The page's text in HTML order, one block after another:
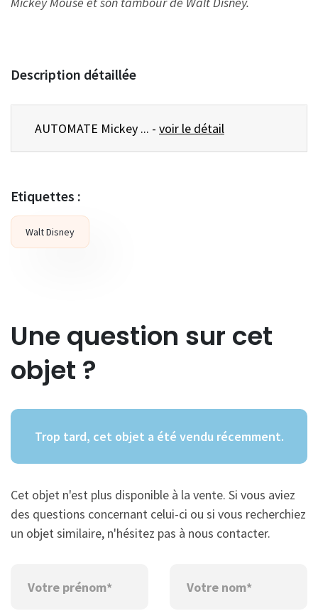
Description détaillée
AUTOMATE Mickey ... - voir le détail
Etiquettes :
Walt Disney
Une question sur cet
objet ?
Trop tard, cet objet a été vendu récemment.
Cet objet n'est plus disponible à la vente. Si vous aviez
des questions concernant celui-ci ou si vous recherchiez
un objet similaire, n'hésitez pas à nous contacter.